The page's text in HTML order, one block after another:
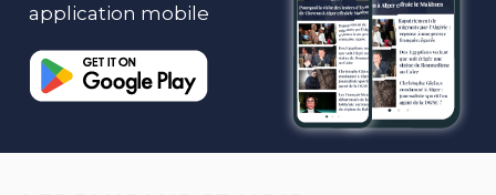
application mobile